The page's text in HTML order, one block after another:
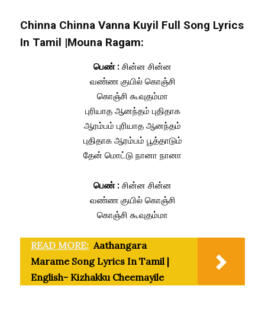
Chinna Chinna Vanna Kuyil Full Song Lyrics
In Tamil |Mouna Ragam:
பெண் : சின்ன சின்ன
வண்ண குயில் கொஞ்சி
கொஞ்சி கூவுதம்மா
புரியாத ஆனந்தம் புதிதாக
ஆரம்பம் புரியாத ஆனந்தம்
புதிதாக ஆரம்பம் பூத்தாடும்
தேன் மொட்டு நானா நானா
பெண் : சின்ன சின்ன
வண்ண குயில் கொஞ்சி
கொஞ்சி கூவுதம்மா
READ MORE: Aathangara
Marame Song Lyrics In Tamil |
English- Kizhakku Cheemayile